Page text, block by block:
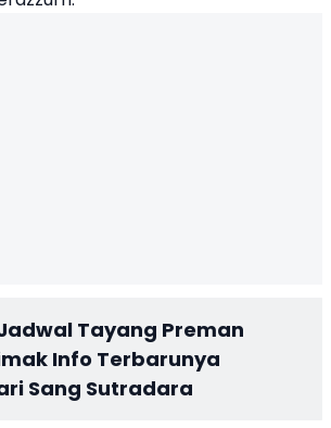
Tayang Preman
Info Terbarunya
Sang Sutradara